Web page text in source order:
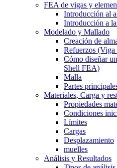
FEA de vigas y
Introducción al
Introducción a
Modelado y Mallado
Creación de
Refuerzos
Cómo diseñar
Shell FEA)
Malla
Partes
Materiales, Carga y
Propiedades
Condiciones
Límites
Cargas
Desplazamiento
muelles
Análisis y Resultados